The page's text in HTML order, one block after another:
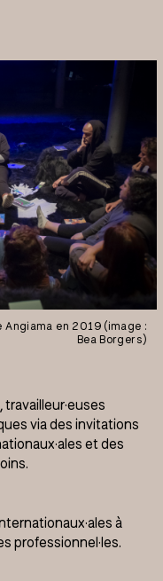
Angiama en 2019 (image :
Bea Borgers)
via des invitations
et des
à
professionnel·les.